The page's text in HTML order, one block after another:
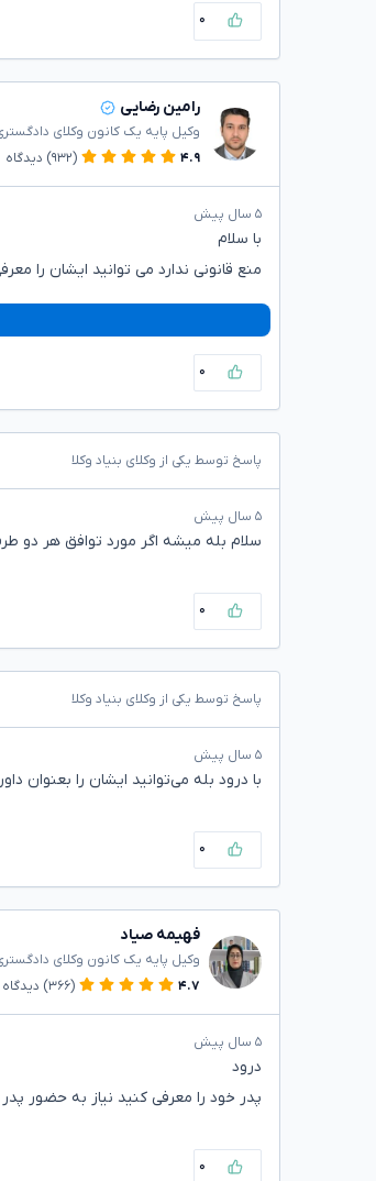
۰
رامین رضایی
وکیل پایه یک کانون وکلای
۴.۹
(۹۳۲) دیدگاه
۵ سال پیش
با سلام
منع قانونی ندارد می توانید ایشان را
۰
پاسخ توسط یکی از وکلای بنیاد وکلا
۵ سال پیش
سلام بله میشه اگر مورد توافق هر دو
۰
پاسخ توسط یکی از وکلای بنیاد وکلا
۵ سال پیش
با درود بله می‌توانید ایشان را بعنوان
۰
فهیمه صیاد
وکیل پایه یک کانون وکلای
۴.۷
(۳۶۶) دیدگاه
۵ سال پیش
درود
پدر خود را معرفی کنید نیاز به حضور
۰